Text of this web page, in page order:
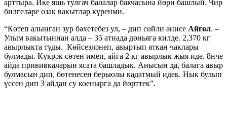
арттыра. Ике яшь тулгач балалар бакчасына йөри башлый. Чир
билгеләре озак вакытлар күренми.
“Көтеп алынган зур бәхетебез ул, – дип сөйли әнисе Айгөл. –
Улым вакытыннан алда – 35 атнада дөньяга килде. 2,370 кг
авырлыкта туды. Көйсезләнеп, авыртып яткан чаклары
булмады. Күкрәк сөтен имеп, айга 2 кг авырлык җыя иде. 8нче
айда прививкаларын ясата башладык. Анысын да, балага авыр
булмасын дип, бөтенесен берьюлы кадатмый идек. Нык булып
үссен дип 3 айдан су коенырга да йөрттек”.